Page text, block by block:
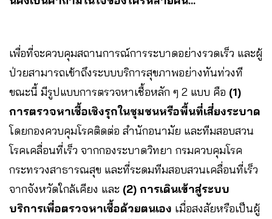
เพื่อที่จะควบคุมสถานการณ์การระบาดอย่างรวดเร็ว และผู้
ป่วยสามารถเข้าถึงระบบบริการสุขภาพอย่างทันท่วงที
ขณะนี้ มีรูปแบบการตรวจหาเชื้อหลัก ๆ 2 แบบ คือ (1)
การตรวจหาเชื้อเชิงรุกในชุมชนหรือพื้นที่เสี่ยงระบาด
โดยกองควบคุมโรคติดต่อ สำนักอนามัย และทีมสอบสวน
โรคเคลื่อนที่เร็ว จากกองระบาดวิทยา กรมควบคุมโรค
กระทรวงสาธารณสุข และที่ระดมทีมสอบสวนเคลื่อนที่เร็ว
จากจังหวัดใกล้เคียง และ (2) การเดินเข้าสู่ระบบ
บริการเพื่อตรวจหาเชื้อด้วยตนเอง เมื่อสงสัยหรือเป็นผู้